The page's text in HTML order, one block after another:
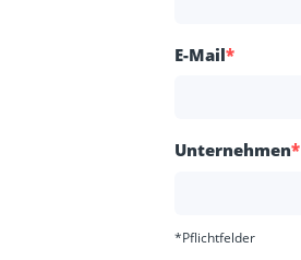
E-Mail*
Unternehmen*
*Pflichtfelder